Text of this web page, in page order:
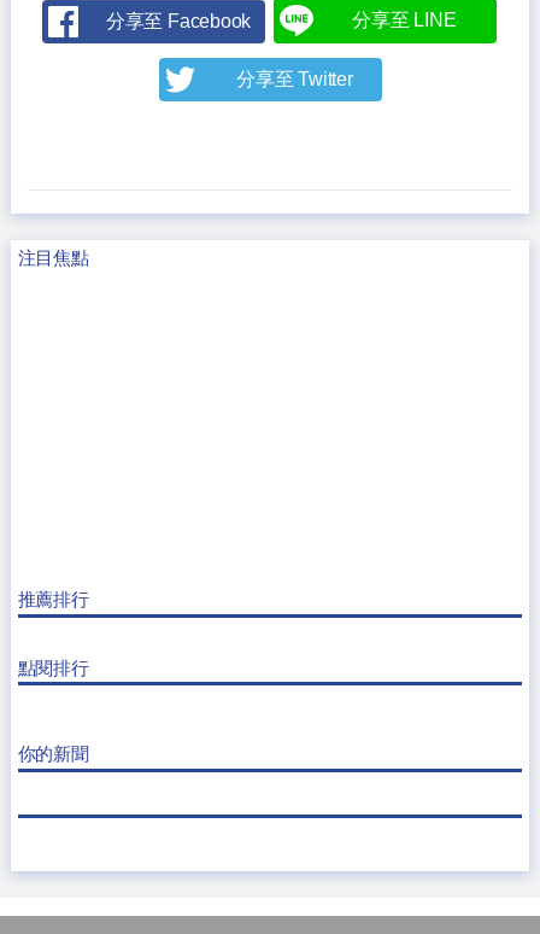
分享至 Facebook 分享至 LINE
分享至 Twitter
注目焦點
推薦排行
點閱排行
你的新聞